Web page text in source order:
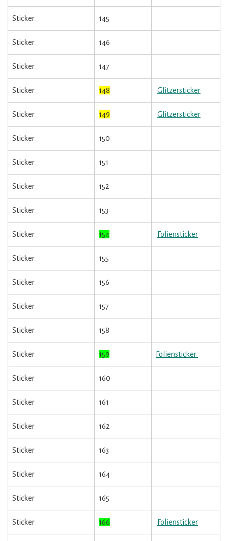
Sticker 145
Sticker 146
Sticker 147
Sticker 148 Glitzersticker
Sticker 149 Glitzersticker
Sticker 150
Sticker 151
Sticker 152
Sticker 153
Sticker 154 Foliensticker
Sticker 155
Sticker 156
Sticker 157
Sticker 158
Sticker 159 Foliensticker
Sticker 160
Sticker 161
Sticker 162
Sticker 163
Sticker 164
Sticker 165
Sticker 166 Foliensticker